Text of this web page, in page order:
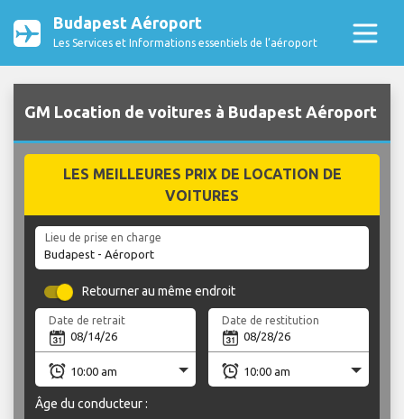
Budapest Aéroport
Les Services et Informations essentiels de l’aéroport
GM Location de voitures à Budapest Aéroport
LES MEILLEURES PRIX DE LOCATION DE
VOITURES
Lieu de prise en charge
Retourner au même endroit
Date de retrait Date de restitution
Âge du conducteur :